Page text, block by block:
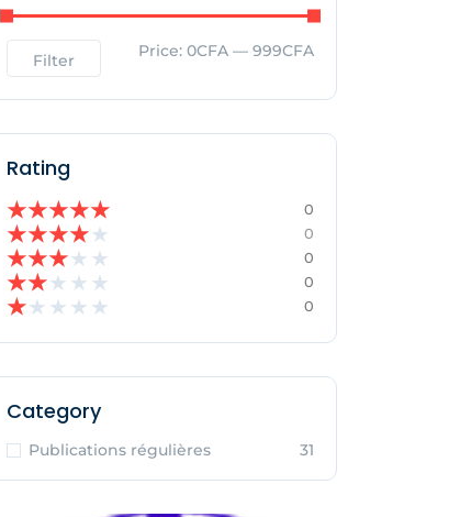
Filter Price: 0CFA — 999CFA
Rating
★★★★★ 0
★★★★★ 0
★★★★ ★ 0
★★★ ★ ★ 0
★★ ★ ★ ★ 0
Category
Publications régulières 31